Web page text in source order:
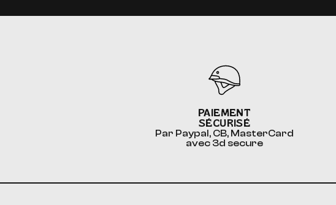
PAIEMENT
SÉCURISÉ
Par Paypal, CB, MasterCard
avec 3d secure